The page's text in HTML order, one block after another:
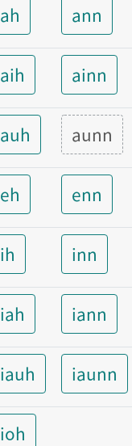
ah ann
aih ainn
auh aunn
eh enn
ih inn
iah iann
iauh iaunn
ioh